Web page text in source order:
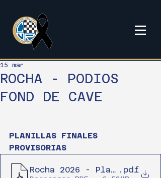
ROCHA - PODIOS
FOND DE CAVE
15 mar
PLANILLAS FINALES
PROVISORIAS
Rocha 2026 - Planillas
.pdf